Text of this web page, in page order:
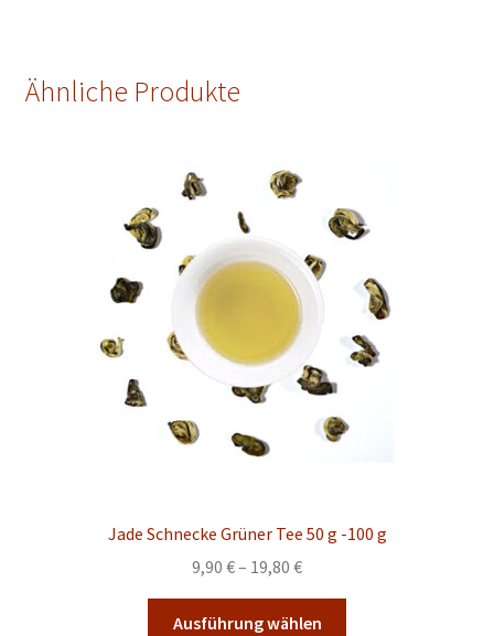
Ähnliche Produkte
Jade Schnecke Grüner Tee 50 g -100 g
9,90 €– 19,80 €Preisspanne:
9,90 €
bis
Ausführung wählen